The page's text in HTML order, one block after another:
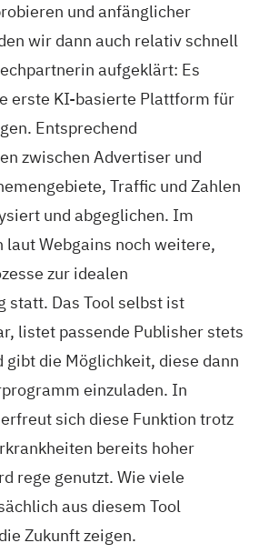
und anfänglicher
wir dann auch relativ schnell
aufgeklärt: Es
erste KI-basierte Plattform für
Entsprechend
zwischen Advertiser und
Traffic und Zahlen
und abgeglichen. Im
laut Webgains noch weitere,
zur idealen
statt. Das Tool selbst ist
listet passende Publisher stets
gibt die Möglichkeit, diese dann
einzuladen. In
sich diese Funktion trotz
bereits hoher
rege genutzt. Wie viele
aus diesem Tool
Zukunft zeigen.